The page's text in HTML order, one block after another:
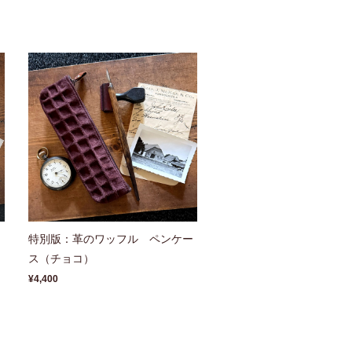
特別版：革のワッフル ペンケー
ス（チョコ）
¥4,400